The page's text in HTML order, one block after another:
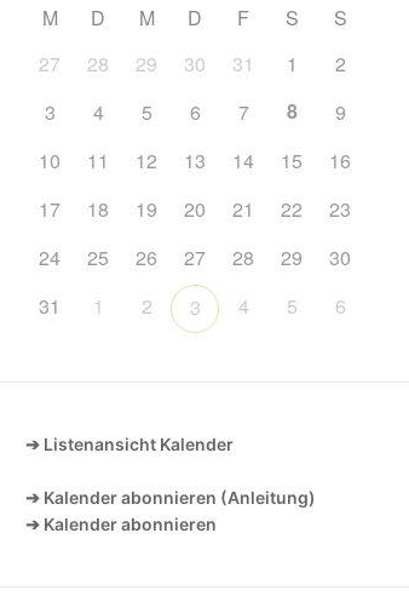
M D M D F S
S
27
28 29 30 31 1
2
3
4 5 6 7 8
9
10
11 12 13 14 15
16
17
18 19 20 21 22
23
24
25 26 27 28 29
30
31
1 2 3 4 5 6
➔ Listenansicht Kalender
➔ Kalender abonnieren (Anleitung)
➔ Kalender abonnieren